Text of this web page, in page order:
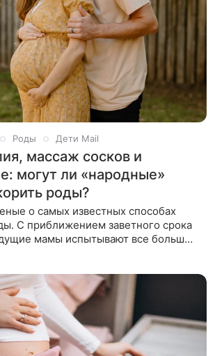
Роды Дети Mail
массаж сосков и
могут ли «народные»
роды?
о самых известных способах
С приближением заветного срока
мамы испытывают все большее